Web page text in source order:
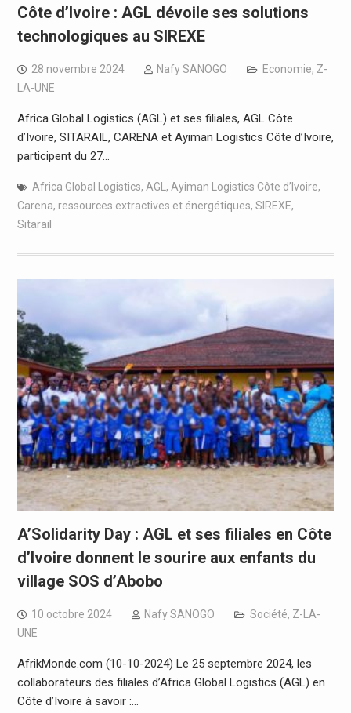
Côte d’Ivoire : AGL dévoile ses solutions
technologiques au SIREXE
28 novembre 2024 Nafy SANOGO Economie, Z-
LA-UNE
Africa Global Logistics (AGL) et ses filiales, AGL Côte
d’Ivoire, SITARAIL, CARENA et Ayiman Logistics Côte d’Ivoire,
participent du 27…
Africa Global Logistics, AGL , Ayiman Logistics Côte d’Ivoire,
Carena, ressources extractives et énergétiques, SIREXE,
Sitarail
A’Solidarity Day : AGL et ses filiales en Côte
d’Ivoire donnent le sourire aux enfants du
village SOS d’Abobo
10 octobre 2024 Nafy SANOGO Société, Z-LA-
UNE
AfrikMonde.com (10-10-2024) Le 25 septembre 2024, les
collaborateurs des filiales d’Africa Global Logistics (AGL) en
Côte d’Ivoire à savoir :…